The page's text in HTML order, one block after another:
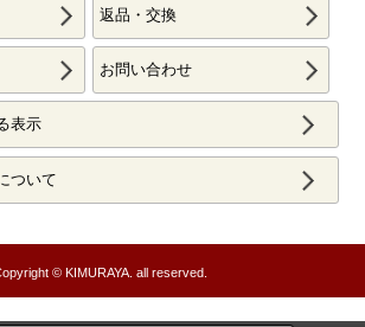
返品・交換
お問い合わせ
表示
ついて
© KIMURAYA. all reserved.